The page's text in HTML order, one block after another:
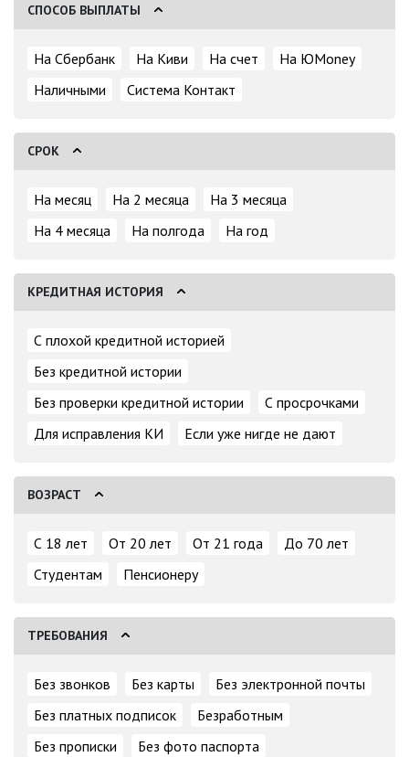
СПОСОБ ВЫПЛАТЫ
На Сбербанк На Киви На счет
На ЮMoney
Наличными
Система Контакт
СРОК
На месяц На 2 месяца
На 3 месяца
На 4 месяца
На полгода На год
КРЕДИТНАЯ ИСТОРИЯ
С плохой кредитной историей
Без кредитной истории
Без проверки кредитной истории
С просрочками
Для исправления КИ
Если уже нигде не дают
ВОЗРАСТ
С 18 лет От 20 лет От 21 года
До 70 лет
Студентам
Пенсионеру
ТРЕБОВАНИЯ
Без звонков Без карты
Без электронной почты
Без платных подписок
Безработным
Без прописки
Без фото паспорта